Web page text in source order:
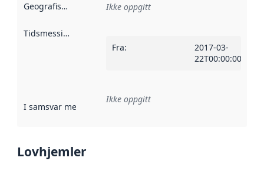
Geografisk avgrensning :
Ikke oppgitt
Tidsmessig avgrensning
Fra:
2017-03-
22T00:00:00Z
I samsvar med Referanse til en implementasjonsregel
Ikke oppgitt
Lovhjemler